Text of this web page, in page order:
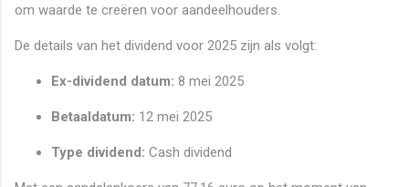
om waarde te creëren voor aandeelhouders.
De details van het dividend voor 2025 zijn als volgt:
Ex-dividend datum: 8 mei 2025
Betaaldatum: 12 mei 2025
Type dividend: Cash dividend